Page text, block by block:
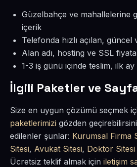
Güzelbahçe ve mahallelerine
içerik
Telefonda hızlı açılan, güncel
Alan adı, hosting ve SSL
1-3 iş günü içinde teslim, ilk
İlgili Paketler ve
Size en uygun çözümü seçmek
paketlerimizi gözden
edilenler şunlar: Kurumsal Firma
Sitesi, Avukat Sitesi, Doktor Sitesi
Ücretsiz teklif almak için iletişim